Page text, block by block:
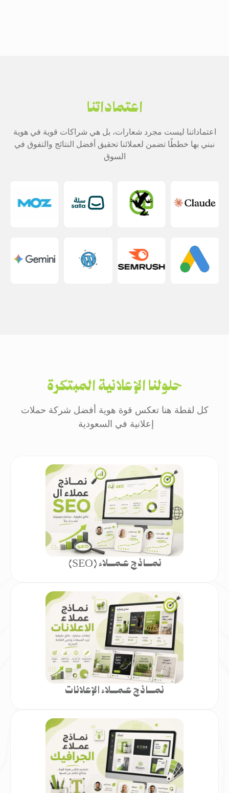
اعتماداتنا
اعتماداتنا ليست مجرد شعارات، بل هي شراكات قوية في هوية
نبني بها خططًا تضمن لعملائنا تحقيق أفضل النتائج والتفوق في
السوق
حلولنا الإعلانية المبتكرة
كل لقطة هنا تعكس قوة هوية أفضل شركة حملات
إعلانية في السعودية
نمـــاذج عـمـــلاء (SEO)
نمـــاذج عـمـــلاء الإعلانات